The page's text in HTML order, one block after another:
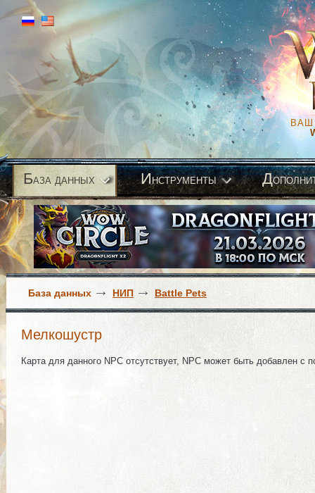
ВАШ
База данных Инструменты Д
База данных НИП Battle Pets
Мелкошустр
Карта для данного NPC отсутствует, NPC может быть добавлен с